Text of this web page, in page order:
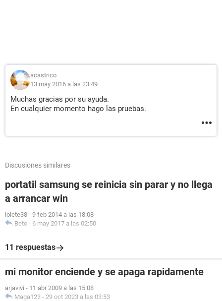
acastrico
13 may 2016 a las 23:49
Muchas gracias por su ayuda.
En cualquier momento hago las pruebas.
Discusiones similares
portatil samsung se reinicia sin parar y no llega
a arrancar win
lolete38 - 9 feb 2014 a las 18:08
Beto - 6 may 2017 a las 02:50
11 respuestas
mi monitor enciende y se apaga rapidamente
arjavivi - 11 abr 2009 a las 15:08
Maga123 - 29 oct 2023 a las 03:53